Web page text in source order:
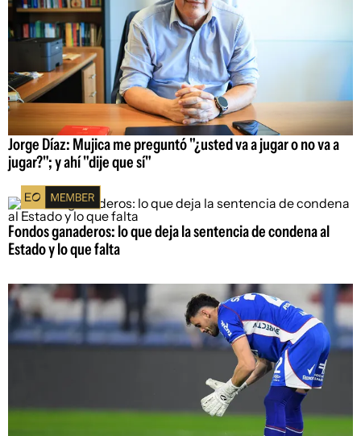
Jorge Díaz: Mujica me preguntó "¿usted va a jugar o no va a
jugar?"; y ahí "dije que sí"
Fondos ganaderos: lo que deja la sentencia de condena al
Estado y lo que falta